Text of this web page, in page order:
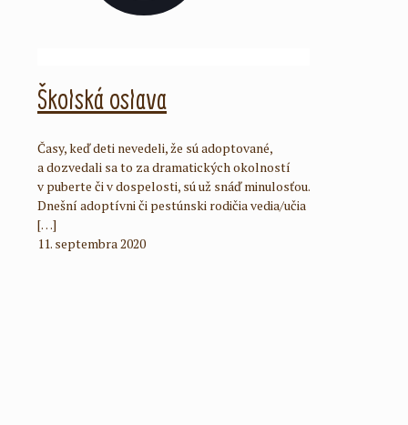
Školská oslava
Časy, keď deti nevedeli, že sú adoptované,
a dozvedali sa to za dramatických okolností
v puberte či v dospelosti, sú už snáď minulosťou.
Dnešní adoptívni či pestúnski rodičia vedia/učia
[…]
11. septembra 2020